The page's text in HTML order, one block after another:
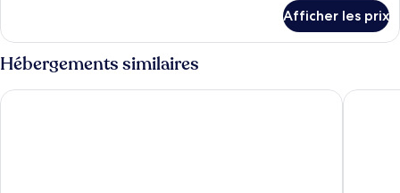
chambre :
Standard
Single
Room
Standard
Single
Room
Afficher les prix
Hébergements similaires
Hotel Medici